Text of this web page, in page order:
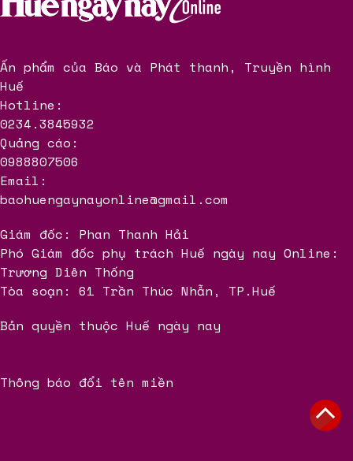
Ấn phẩm của Báo và Phát thanh, Truyền hình
Huế
Hotline:
0234.3845932
Quảng cáo:
0988807506
Email:
baohuengaynayonline@gmail.com
Giám đốc: Phan Thanh Hải
Phó Giám đốc phụ trách Huế ngày nay Online:
Trương Diên Thống
Tòa soạn: 61 Trần Thúc Nhẫn, TP.Huế
Bản quyền thuộc Huế ngày nay
Thông báo đổi tên miền